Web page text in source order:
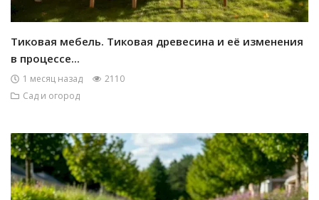
Тиковая мебель. Тиковая древесина и её изменения
в процессе...
1 месяц назад
2110
Сад и огород